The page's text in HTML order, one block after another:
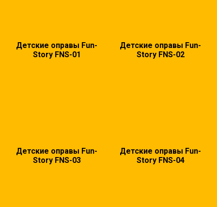
Детские оправы Fun-
Story FNS-01
Детские оправы Fun-
Story FNS-02
Детские оправы Fun-
Story FNS-03
Детские оправы Fun-
Story FNS-04